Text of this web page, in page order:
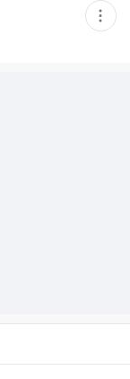
현
재